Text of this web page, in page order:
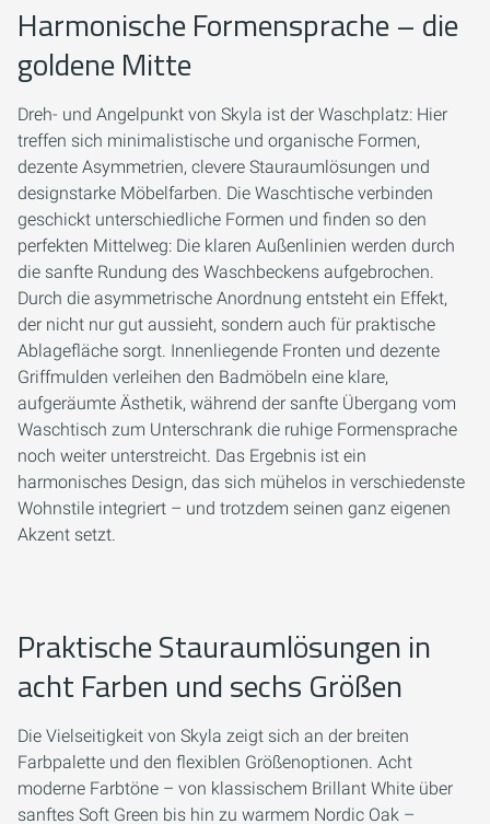
Harmonische Formensprache – die
goldene Mitte
Dreh- und Angelpunkt von Skyla ist der Waschplatz: Hier
treffen sich minimalistische und organische Formen,
dezente Asymmetrien, clevere Stauraumlösungen und
designstarke Möbelfarben. Die Waschtische verbinden
geschickt unterschiedliche Formen und finden so den
perfekten Mittelweg: Die klaren Außenlinien werden durch
die sanfte Rundung des Waschbeckens aufgebrochen.
Durch die asymmetrische Anordnung entsteht ein Effekt,
der nicht nur gut aussieht, sondern auch für praktische
Ablagefläche sorgt. Innenliegende Fronten und dezente
Griffmulden verleihen den Badmöbeln eine klare,
aufgeräumte Ästhetik, während der sanfte Übergang vom
Waschtisch zum Unterschrank die ruhige Formensprache
noch weiter unterstreicht. Das Ergebnis ist ein
harmonisches Design, das sich mühelos in verschiedenste
Wohnstile integriert – und trotzdem seinen ganz eigenen
Akzent setzt.
Praktische Stauraumlösungen in
acht Farben und sechs Größen
Die Vielseitigkeit von Skyla zeigt sich an der breiten
Farbpalette und den flexiblen Größenoptionen. Acht
moderne Farbtöne – von klassischem Brillant White über
sanftes Soft Green bis hin zu warmem Nordic Oak –